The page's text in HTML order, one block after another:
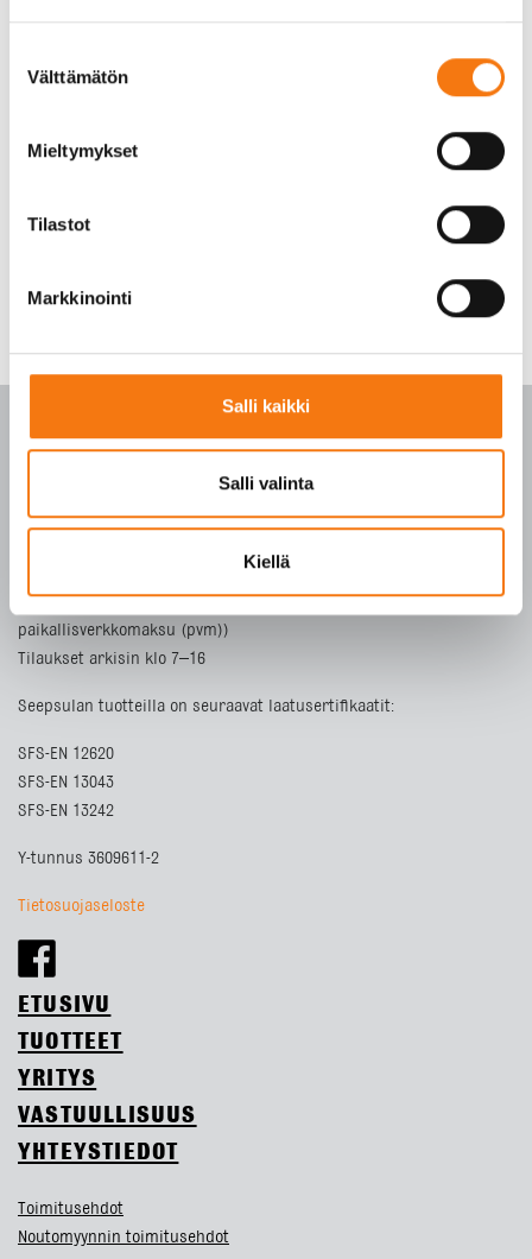
valinta
Välttämätön
Mieltymykset
Tilastot
Markkinointi
Salli kaikki
Salli valinta
Kiellä
(matkapuhelinmaksu (mpm) ja lankapuhelimella
paikallisverkkomaksu (pvm))
Tilaukset arkisin klo 7–16
Seepsulan tuotteilla on seuraavat laatusertifikaatit:
SFS-EN 12620
SFS-EN 13043
SFS-EN 13242
Y-tunnus 3609611-2
Tietosuojaseloste
ETUSIVU
TUOTTEET
YRITYS
VASTUULLISUUS
YHTEYSTIEDOT
Toimitusehdot
Noutomyynnin toimitusehdot